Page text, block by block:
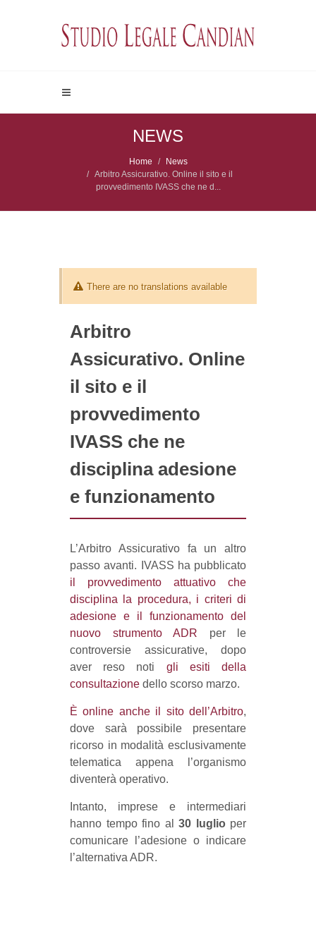
NEWS
Home
News
Arbitro Assicurativo. Online il sito e il
provvedimento IVASS che ne d...
There are no translations available
Arbitro
Assicurativo. Online
il sito e il
provvedimento
IVASS che ne
disciplina adesione
e funzionamento
L’Arbitro Assicurativo fa un altro
passo avanti. IVASS ha pubblicato
il provvedimento attuativo che
disciplina la procedura, i criteri di
adesione e il funzionamento del
nuovo strumento ADR per le
controversie assicurative, dopo
aver reso noti gli esiti della
consultazione dello scorso marzo.
È online anche il sito dell’Arbitro,
dove sarà possibile presentare
ricorso in modalità esclusivamente
telematica appena l’organismo
diventerà operativo.
Intanto, imprese e intermediari
hanno tempo fino al 30 luglioper
comunicare l’adesione o indicare
l’alternativa ADR.